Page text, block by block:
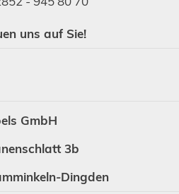
uns auf Sie!
GmbH
3b
Dingden